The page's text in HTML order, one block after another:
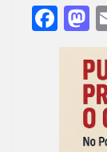
F
ac
d
o